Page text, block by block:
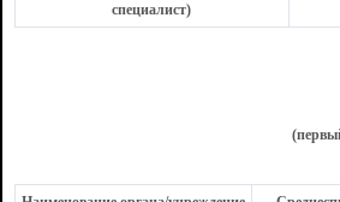
специалист)